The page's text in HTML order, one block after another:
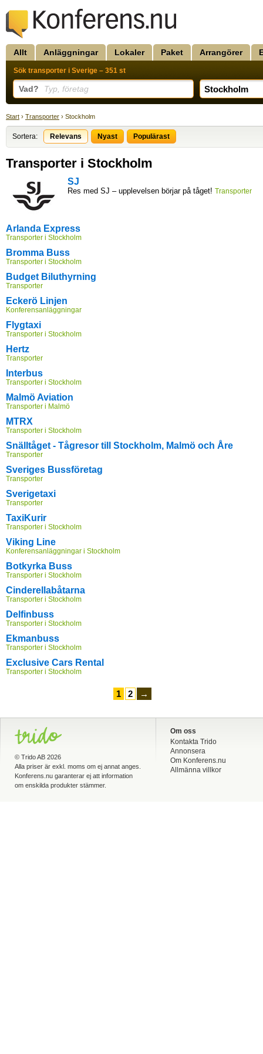
Allt Anläggningar Lokaler Paket Arrangörer
Sök transporter i Sverige – 351 st
Vad? Typ, företag
Start › Transporter › Stockholm
Sortera: Relevans Nyast Populärast
Transporter i Stockholm
SJ
Res med SJ – upplevelsen börjar på tåget! Transporter
Arlanda Express
Transporter i Stockholm
Bromma Buss
Transporter i Stockholm
Budget Biluthyrning
Transporter
Eckerö Linjen
Konferensanläggningar
Flygtaxi
Transporter i Stockholm
Hertz
Transporter
Interbus
Transporter i Stockholm
Malmö Aviation
Transporter i Malmö
MTRX
Transporter i Stockholm
Snälltåget - Tågresor till Stockholm, Malmö och Åre
Transporter
Sveriges Bussföretag
Transporter
Sverigetaxi
Transporter
TaxiKurir
Transporter i Stockholm
Viking Line
Konferensanläggningar i Stockholm
Botkyrka Buss
Transporter i Stockholm
Cinderellabåtarna
Transporter i Stockholm
Delfinbuss
Transporter i Stockholm
Ekmanbuss
Transporter i Stockholm
Exclusive Cars Rental
Transporter i Stockholm
1 2 →
© Trido AB 2026
Alla priser är exkl. moms om ej annat anges.
Konferens.nu garanterar ej att information
om enskilda produkter stämmer.
Om oss
Kontakta Trido
Annonsera
Om Konferens.nu
Allmänna villkor